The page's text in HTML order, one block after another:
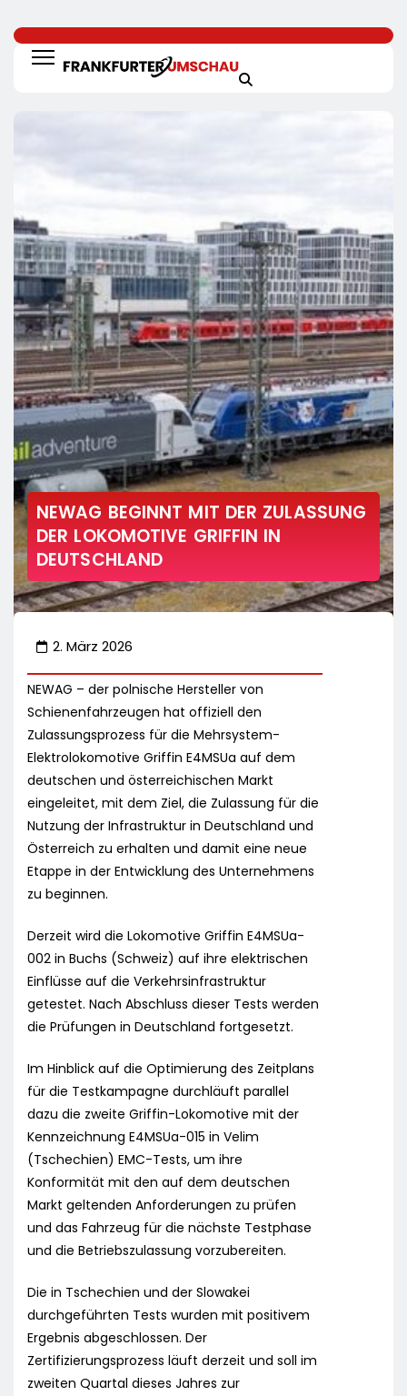
NEWAG BEGINNT MIT DER ZULASSUNG
DER LOKOMOTIVE GRIFFIN IN
DEUTSCHLAND
2. März 2026
NEWAG – der polnische Hersteller von
Schienenfahrzeugen hat offiziell den
Zulassungsprozess für die Mehrsystem-
Elektrolokomotive Griffin E4MSUa auf dem
deutschen und österreichischen Markt
eingeleitet, mit dem Ziel, die Zulassung für die
Nutzung der Infrastruktur in Deutschland und
Österreich zu erhalten und damit eine neue
Etappe in der Entwicklung des Unternehmens
zu beginnen.
Derzeit wird die Lokomotive Griffin E4MSUa-
002 in Buchs (Schweiz) auf ihre elektrischen
Einflüsse auf die Verkehrsinfrastruktur
getestet. Nach Abschluss dieser Tests werden
die Prüfungen in Deutschland fortgesetzt.
Im Hinblick auf die Optimierung des Zeitplans
für die Testkampagne durchläuft parallel
dazu die zweite Griffin-Lokomotive mit der
Kennzeichnung E4MSUa-015 in Velim
(Tschechien) EMC-Tests, um ihre
Konformität mit den auf dem deutschen
Markt geltenden Anforderungen zu prüfen
und das Fahrzeug für die nächste Testphase
und die Betriebszulassung vorzubereiten.
Die in Tschechien und der Slowakei
durchgeführten Tests wurden mit positivem
Ergebnis abgeschlossen. Der
Zertifizierungsprozess läuft derzeit und soll im
zweiten Quartal dieses Jahres zur